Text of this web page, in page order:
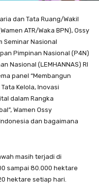
dan Tata Ruang/Wakil
ATR/Waka BPN), Ossy
Seminar Nasional
Pimpinan Nasional (P4N)
Nasional (LEMHANNAS) RI
panel “Membangun
Kelola, Inovasi
dalam Rangka
Wamen Ossy
dan bagaimana
masih terjadi di
sampai 80.000 hektare
hektare setiap hari.